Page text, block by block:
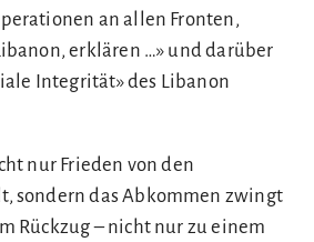
an allen Fronten,
erklären …» und darüber
Integrität» des Libanon
nur Frieden von den
sondern das Abkommen zwingt
Rückzug – nicht nur zu einem